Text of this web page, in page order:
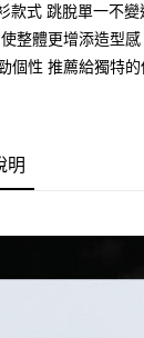
、不需綁卡、不需儲值
，簡訊認證，即可結帳
服務後，再付款。
將收到繳費通知簡訊。
14天內，點擊此簡訊
含以上)免運費
款式 跳脫單一不變
整體更增添造型感
個性 推薦給獨特的
明